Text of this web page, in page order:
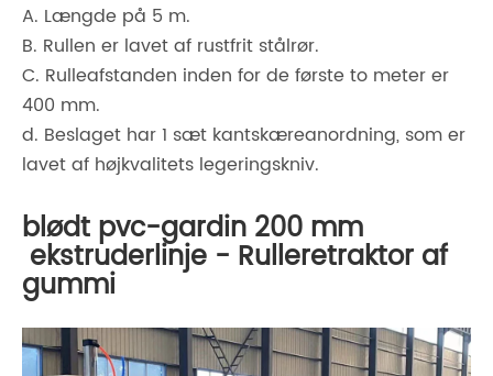
A. Længde på 5 m.
B. Rullen er lavet af rustfrit stålrør.
C. Rulleafstanden inden for de første to meter er
400 mm.
d. Beslaget har 1 sæt kantskæreanordning, som er
lavet af højkvalitets legeringskniv.
blødt pvc-gardin 200 mm
ekstruderlinje - Rulleretraktor af
gummi